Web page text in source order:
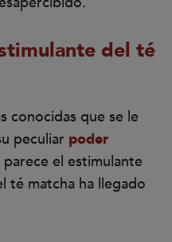
del té
conocidas que se le
peculiar poder
parece el estimulante
té matcha ha llegado